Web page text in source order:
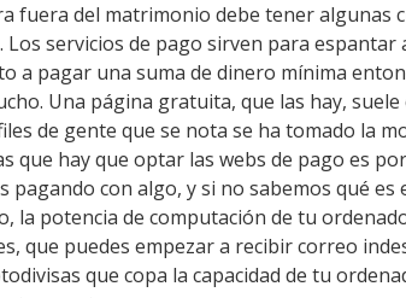
fuera del matrimonio debe tener algunas
servicios de pago sirven para
a pagar una suma de dinero mínima
Una página gratuita, que las hay,
de gente que se nota se ha tomado la
que hay que optar las webs de pago es
con algo, y si no sabemos qué
la potencia de computación de tu
que puedes empezar a recibir correo
que copa la capacidad de tu